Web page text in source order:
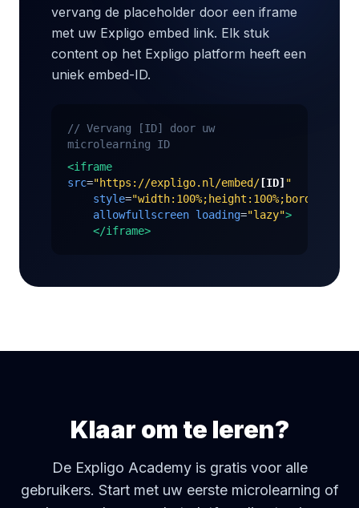
vervang de placeholder door een iframe
met uw Expligo embed link. Elk stuk
content op het Expligo platform heeft een
uniek embed-ID.
// Vervang [ID] door uw
microlearning ID
<iframe
src="https://expligo.nl/embed/[ID] "
style=
allowfullscreen loading="lazy">
</iframe>
Klaar om te leren?
De Expligo Academy is gratis voor alle
gebruikers. Start met uw eerste microlearning of